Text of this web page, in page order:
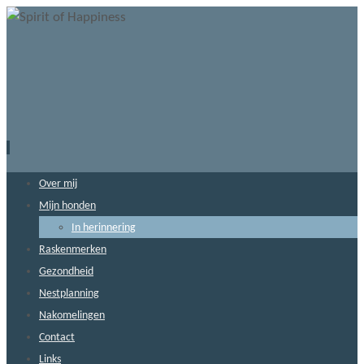
Ga
naar
inhoud
Over mij
Mijn honden
In herinnering
Raskenmerken
Gezondheid
Nestplanning
Nakomelingen
Contact
Links